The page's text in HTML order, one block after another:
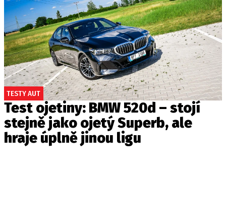
TESTY AUT
Test ojetiny: BMW 520d – stojí
stejně jako ojetý Superb, ale
hraje úplně jinou ligu